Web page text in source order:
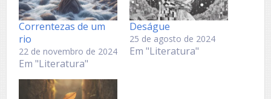
Correntezas de um
rio
22 de novembro de 2024
Em "Literatura"
Deságue
25 de agosto de 2024
Em "Literatura"